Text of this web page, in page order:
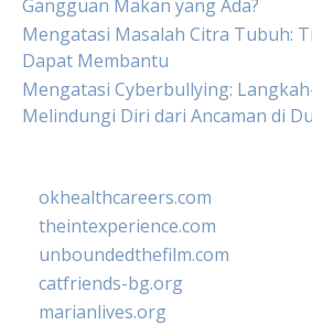
Gangguan Makan yang Ada?
Mengatasi Masalah Citra Tubuh:
Dapat Membantu
Mengatasi Cyberbullying:
Melindungi Diri dari Ancaman di
okhealthcareers.com
theintexperience.com
unboundedthefilm.com
catfriends-bg.org
marianlives.org